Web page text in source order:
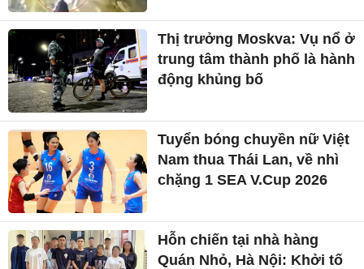
Thị trưởng Moskva: Vụ nổ ở
trung tâm thành phố là hành
động khủng bố
Tuyển bóng chuyền nữ Việt
Nam thua Thái Lan, về nhì
chặng 1 SEA V.Cup 2026
Hỗn chiến tại nhà hàng
Quán Nhỏ, Hà Nội: Khởi tố